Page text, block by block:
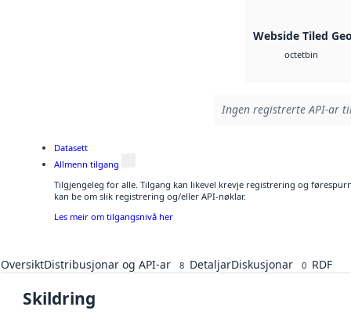
Webside Tiled
octetbin
Ingen registrerte API-ar
Datasett
Allmenn tilgang
Tilgjengeleg for alle. Tilgang kan likevel krevje registrering og
kan be om slik registrering og/eller API-nøklar.
Les meir om tilgangsnivå her
OversiktDistribusjonar og API-ar 8 DetaljarDiskusjonar 0 RDF
Skildring